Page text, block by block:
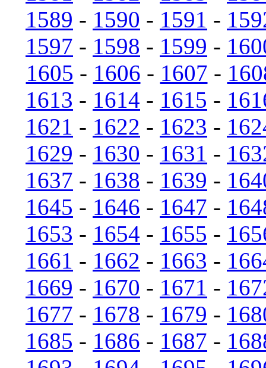
1589 - 1590 - 1591 -
1597 - 1598 - 1599 -
1605 - 1606 - 1607 -
1613 - 1614 - 1615 -
1621 - 1622 - 1623 -
1629 - 1630 - 1631 -
1637 - 1638 - 1639 -
1645 - 1646 - 1647 -
1653 - 1654 - 1655 -
1661 - 1662 - 1663 -
1669 - 1670 - 1671 -
1677 - 1678 - 1679 -
1685 - 1686 - 1687 -